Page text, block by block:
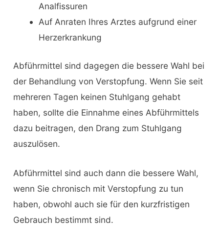
Analfissuren
Auf Anraten Ihres Arztes aufgrund einer
Herzerkrankung
Abführmittel sind dagegen die bessere Wahl bei
der Behandlung von Verstopfung. Wenn Sie seit
mehreren Tagen keinen Stuhlgang gehabt
haben, sollte die Einnahme eines Abführmittels
dazu beitragen, den Drang zum Stuhlgang
auszulösen.
Abführmittel sind auch dann die bessere Wahl,
wenn Sie chronisch mit Verstopfung zu tun
haben, obwohl auch sie für den kurzfristigen
Gebrauch bestimmt sind.